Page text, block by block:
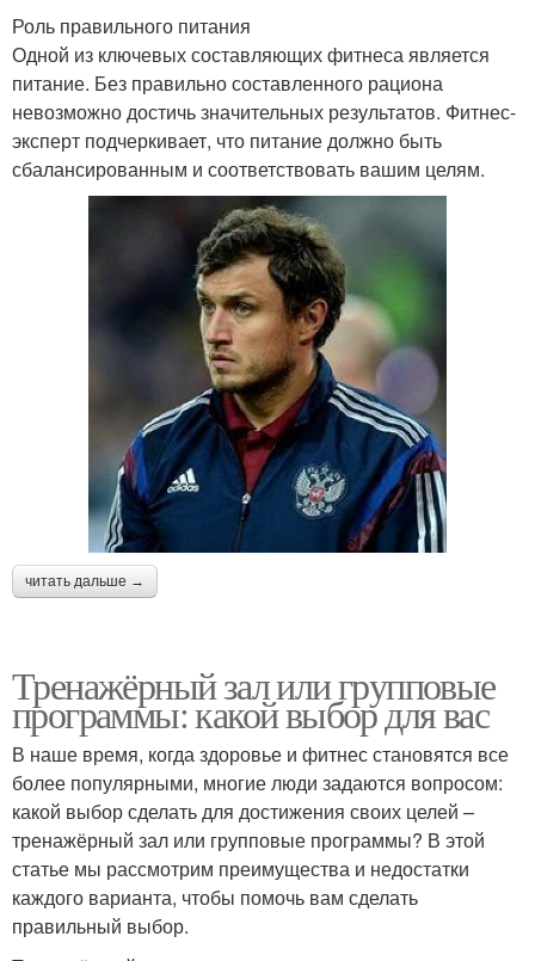
Роль правильного питания
Одной из ключевых составляющих фитнеса является
питание. Без правильно составленного рациона
невозможно достичь значительных результатов. Фитнес-
эксперт подчеркивает, что питание должно быть
сбалансированным и соответствовать вашим целям.
читать дальше →
Тренажёрный зал или групповые
программы: какой выбор для вас
В наше время, когда здоровье и фитнес становятся все
более популярными, многие люди задаются вопросом:
какой выбор сделать для достижения своих целей –
тренажёрный зал или групповые программы? В этой
статье мы рассмотрим преимущества и недостатки
каждого варианта, чтобы помочь вам сделать
правильный выбор.